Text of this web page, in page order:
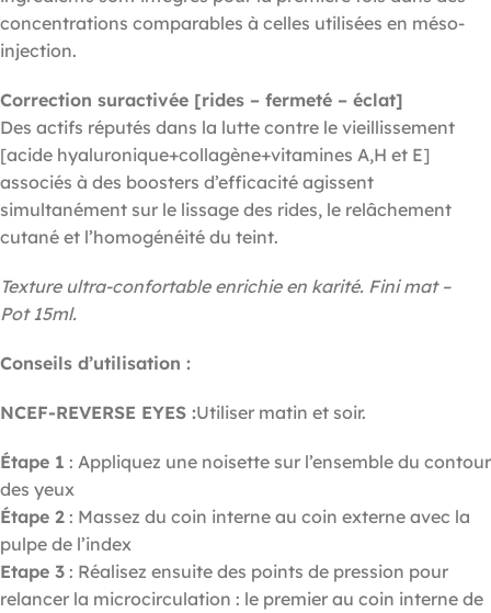
concentrations comparables à celles utilisées en méso-
injection.
Correction suractivée [rides – fermeté – éclat]
Des actifs réputés dans la lutte contre le vieillissement
[acide hyaluronique+collagène+vitamines A,H et E]
associés à des boosters d’efficacité agissent
simultanément sur le lissage des rides, le relâchement
cutané et l’homogénéité du teint.
Texture ultra-confortable enrichie en karité. Fini mat –
Pot 15ml.
Conseils d’utilisation :
NCEF-REVERSE EYES :Utiliser matin et soir.
Étape 1 : Appliquez une noisette sur l’ensemble du contour
des yeux
Étape 2 : Massez du coin interne au coin externe avec la
pulpe de l’index
Etape 3 : Réalisez ensuite des points de pression pour
relancer la microcirculation : le premier au coin interne de